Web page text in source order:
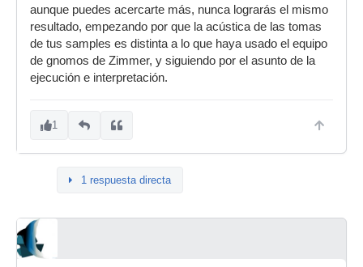
aunque puedes acercarte más, nunca lograrás el mismo
resultado, empezando por que la acústica de las tomas
de tus samples es distinta a lo que haya usado el equipo
de gnomos de Zimmer, y siguiendo por el asunto de la
ejecución e interpretación.
1
1 respuesta directa